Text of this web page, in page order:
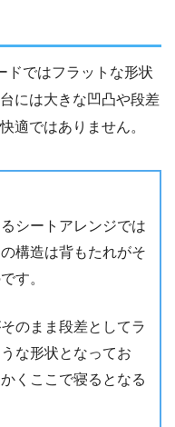
ドではフラットな形状
には大きな凹凸や段差
適ではありません。
シートアレンジでは
構造は背もたれがそ
す。
のまま段差としてラ
な形状となってお
くここで寝るとなる